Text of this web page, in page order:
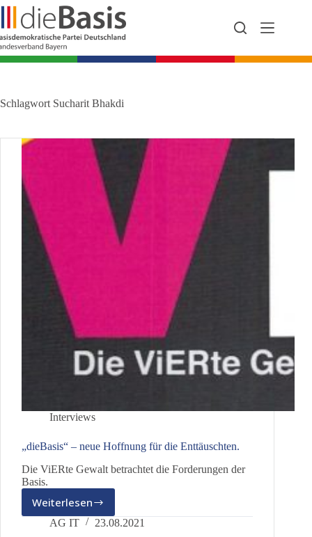
Zum
Inhalt
springen
Schlagwort Sucharit Bhakdi
Interviews
„dieBasis“ – neue Hoffnung für die Enttäuschten.
Die ViERte Gewalt betrachtet die Forderungen der
Basis.
Weiterlesen
„dieBasis“
–
AG IT 23.08.2021